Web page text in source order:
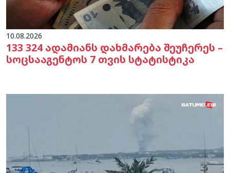
10.08.2026
133 324 ადამიანს დახმარება შეუჩერეს –
სოცსააგენტოს 7 თვის სტატისტიკა